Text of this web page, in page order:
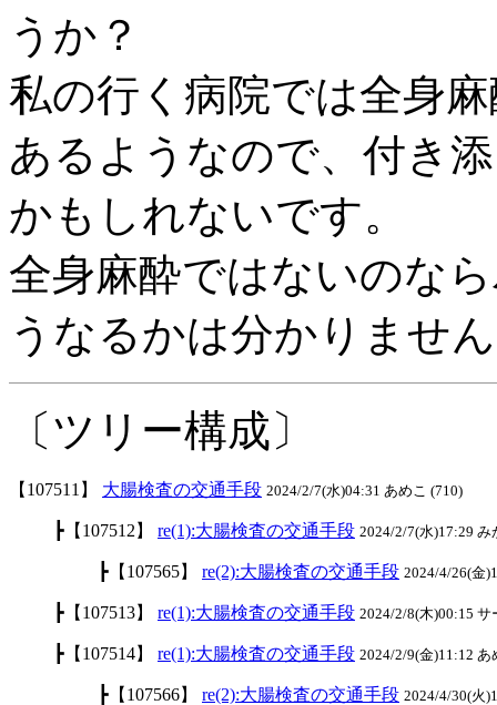
うか？
私の行く病院では全身
あるようなので、付き
かもしれないです。
全身麻酔ではないのな
うなるかは分かりませ
〔ツリー構成〕
【107511】 大腸検査の交通手段 2024/2/7(水)04:31 あめこ (710)
┣【107512】 re(1):大腸検査の交通手段 2024/2/7(水)17:29 み
┣【107565】 re(2):大腸検査の交通手段 2024/4/26(金
┣【107513】 re(1):大腸検査の交通手段 2024/2/8(木)00:15 サ
┣【107514】 re(1):大腸検査の交通手段 2024/2/9(金)11:12 あ
┣【107566】 re(2):大腸検査の交通手段 2024/4/30(火